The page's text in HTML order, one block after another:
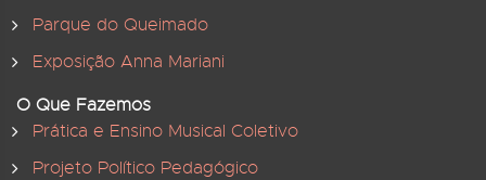
Parque do Queimado
Exposição Anna Mariani
O Que Fazemos
Prática e Ensino Musical Coletivo
Projeto Político Pedagógico